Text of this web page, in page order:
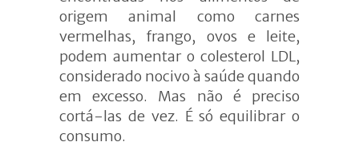
origem animal como carnes
vermelhas, frango, ovos e leite,
podem aumentar o colesterol LDL,
considerado nocivo à saúde quando
em excesso. Mas não é preciso
cortá-las de vez. É só equilibrar o
consumo.